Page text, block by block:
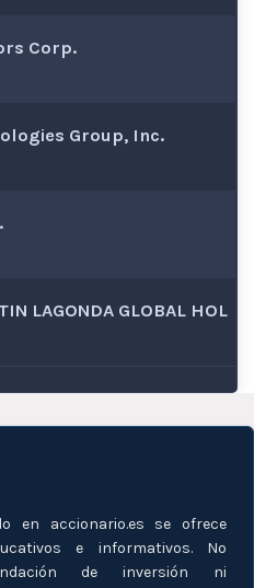
Corp.
Group, Inc.
LAGONDA GLOBAL HOL
en accionario.es se ofrece
e informativos. No
de inversión ni